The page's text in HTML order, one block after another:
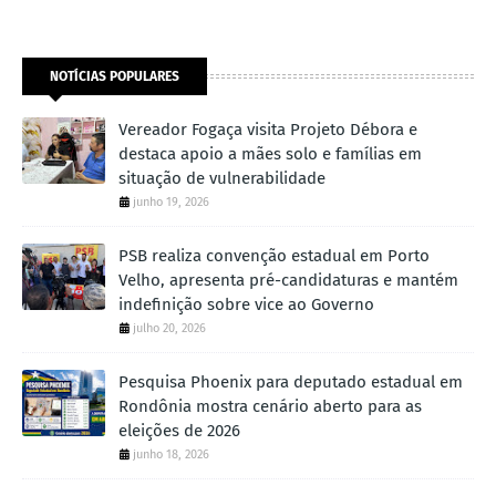
NOTÍCIAS POPULARES
Vereador Fogaça visita Projeto Débora e
destaca apoio a mães solo e famílias em
situação de vulnerabilidade
junho 19, 2026
PSB realiza convenção estadual em Porto
Velho, apresenta pré-candidaturas e mantém
indefinição sobre vice ao Governo
julho 20, 2026
Pesquisa Phoenix para deputado estadual em
Rondônia mostra cenário aberto para as
eleições de 2026
junho 18, 2026